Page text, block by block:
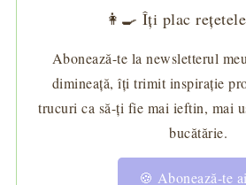
👩‍🍳 Îți plac
Abonează-te la newsletterul
dimineață, îți trimit inspirație
trucuri ca să-ți fie mai ieftin, mai
bucătărie.
🍪 Abonează-te